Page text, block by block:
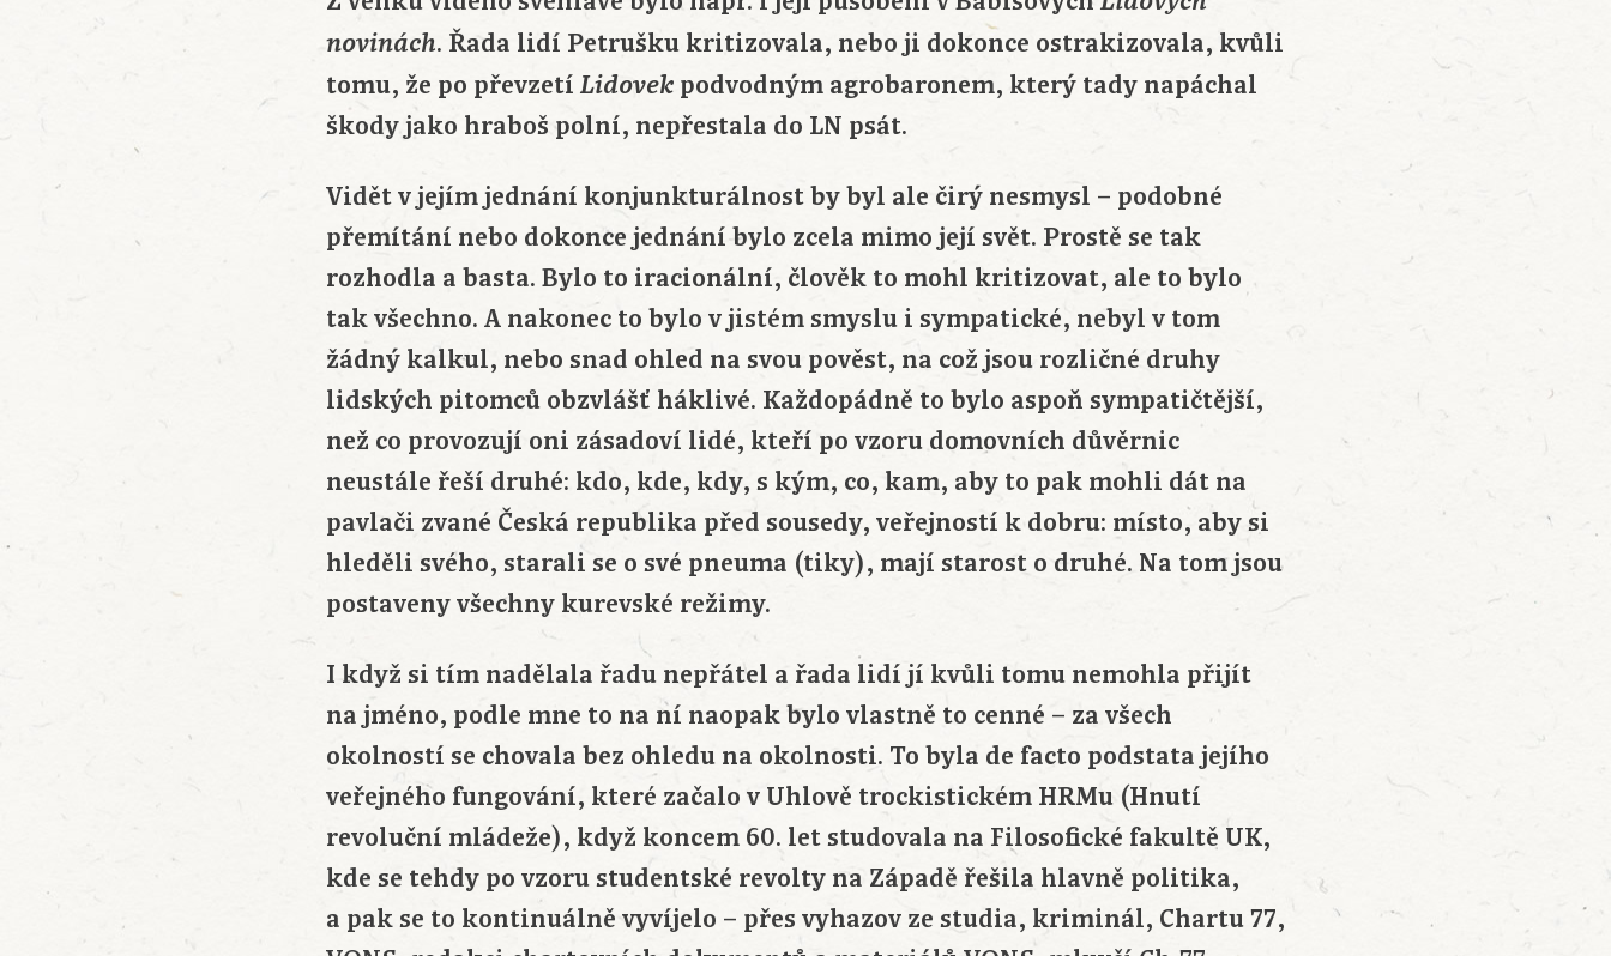
novinách. Řada lidí Petrušku kritizovala, nebo ji dokonce ostrakizovala, kvůli
tomu, že po převzetí Lidovek podvodným agrobaronem, který tady napáchal
škody jako hraboš polní, nepřestala do LN psát.
Vidět v jejím jednání konjunkturálnost by byl ale čirý nesmysl – podobné
přemítání nebo dokonce jednání bylo zcela mimo její svět. Prostě se tak
rozhodla a basta. Bylo to iracionální, člověk to mohl kritizovat, ale to bylo
tak všechno. A nakonec to bylo v jistém smyslu i sympatické, nebyl v tom
žádný kalkul, nebo snad ohled na svou pověst, na což jsou rozličné druhy
lidských pitomců obzvlášť háklivé. Každopádně to bylo aspoň sympatičtější,
než co provozují oni zásadoví lidé, kteří po vzoru domovních důvěrnic
neustále řeší druhé: kdo, kde, kdy, s kým, co, kam, aby to pak mohli dát na
pavlači zvané Česká republika před sousedy, veřejností k dobru: místo, aby si
hleděli svého, starali se o své pneuma (tiky), mají starost o druhé. Na tom jsou
postaveny všechny kurevské režimy.
I když si tím nadělala řadu nepřátel a řada lidí jí kvůli tomu nemohla přijít
na jméno, podle mne to na ní naopak bylo vlastně to cenné – za všech
okolností se chovala bez ohledu na okolnosti. To byla de facto podstata jejího
veřejného fungování, které začalo v Uhlově trockistickém HRMu (Hnutí
revoluční mládeže), když koncem 60. let studovala na Filosofické fakultě UK,
kde se tehdy po vzoru studentské revolty na Západě řešila hlavně politika,
a pak se to kontinuálně vyvíjelo – přes vyhazov ze studia, kriminál, Chartu 77,